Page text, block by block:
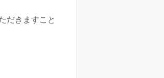
だきますこと